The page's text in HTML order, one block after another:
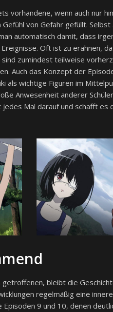
vorhandene, wenn auch nur
von Gefahr gefüllt. Selbst
automatisch damit, dass
Oft ist zu erahnen,
zumindest teilweise
Auch das Konzept der
als wichtige Figuren im
Anwesenheit anderer
jedes Mal darauf und schafft es
bleibt die
regelmäßig eine
9 und 10, denen